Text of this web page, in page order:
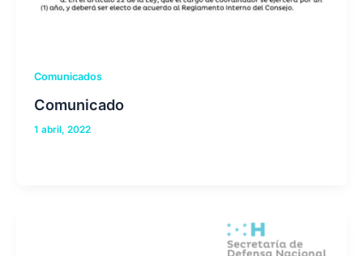
Comunicados
Comunicado
1 abril, 2022